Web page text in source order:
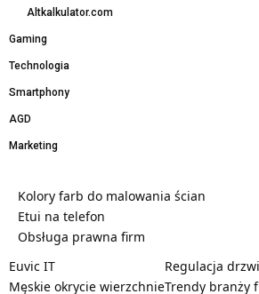
Altkalkulator.com
Gaming
Technologia
Smartphony
AGD
Marketing
Kolory farb do malowania ścian
Etui na telefon
Obsługa prawna firm
Euvic IT
Męskie okrycie wierzchnie
Regulacja
Trendy branży